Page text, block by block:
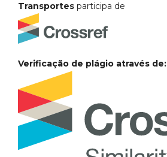
Transportes participa de
Verificação de plágio através de: